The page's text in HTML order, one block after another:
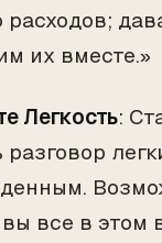
расходов;
их вместе.»
Легкость:
разговор
все в этом